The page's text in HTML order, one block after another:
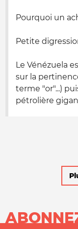
Pourquoi un
Petite
Le Vénézuela
sur la
terme "or"...)
pétrolière